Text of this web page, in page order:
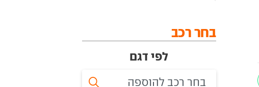
בחר רכב
לפי דגם